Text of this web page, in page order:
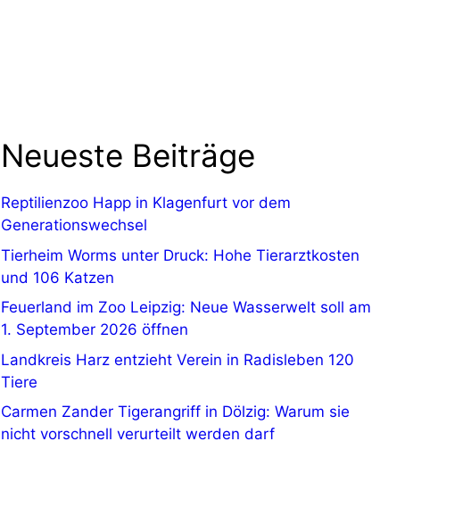
Neueste Beiträge
Reptilienzoo Happ in Klagenfurt vor dem
Generationswechsel
Tierheim Worms unter Druck: Hohe Tierarztkosten
und 106 Katzen
Feuerland im Zoo Leipzig: Neue Wasserwelt soll am
1. September 2026 öffnen
Landkreis Harz entzieht Verein in Radisleben 120
Tiere
Carmen Zander Tigerangriff in Dölzig: Warum sie
nicht vorschnell verurteilt werden darf